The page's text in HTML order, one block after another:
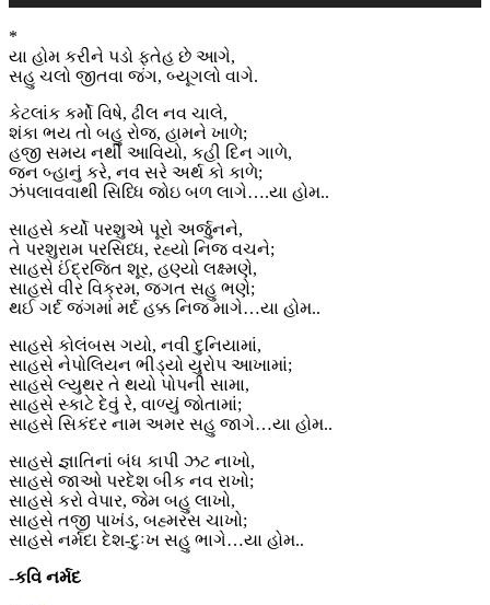
*
યા હોમ કરીને પડો ફતેહ છે આગે,
સહુ ચલો જીતવા જંગ, બ્યૂગલો વાગે.
કેટલાંક કર્મો વિષે, ઢીલ નવ ચાલે,
શંકા ભય તો બહુ રોજ, હામને ખાળે;
હજી સમય નથી આવિયો, કહી દિન ગાળે,
જન બ્હાનું કરે, નવ સરે અર્થ કો કાળે;
ઝંપલાવવાથી સિધ્ધિ જોઇ બળ લાગે….યા હોમ..
સાહસે કર્યો પરશુએ પૂરો અર્જુનને,
તે પરશુરામ પરસિધ્ધ, રહ્યો નિજ વચને;
સાહસે ઈંદ્રજિત શૂર, હણ્યો લક્ષ્મણે,
સાહસે વીર વિક્રમ, જગત સહુ ભણે;
થઈ ગર્દ જંગમાં મર્દ હક્ક નિજ માગે…યા હોમ..
સાહસે કોલંબસ ગયો, નવી દુનિયામાં,
સાહસે નેપોલિયન ભીડ્યો યુરોપ આખામાં;
સાહસે લ્યુથર તે થયો પોપની સામા,
સાહસે સ્કાટે દેવું રે, વાળ્યું જોતામાં;
સાહસે સિકંદર નામ અમર સહુ જાગે…યા હોમ..
સાહસે જ્ઞાતિનાં બંધ કાપી ઝટ નાખો,
સાહસે જાઓ પરદેશ બીક નવ રાખો;
સાહસે કરો વેપાર, જેમ બહુ લાખો,
સાહસે તજી પાખંડ, બહ્મરસ ચાખો;
સાહસે નર્મદા દેશ-દુઃખ સહુ ભાગે…યા હોમ..
-કવિ નર્મદ